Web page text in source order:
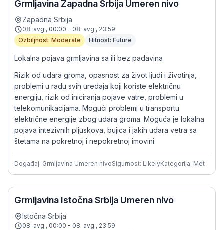
Grmljavina Zapadna Srbija Umeren nivo
Zapadna Srbija
08. avg., 00:00 - 08. avg., 23:59
Ozbiljnost: Moderate
Hitnost: Future
Lokalna pojava grmljavina sa ili bez padavina
Rizik od udara groma, opasnost za život ljudi i životinja,
problemi u radu svih uređaja koji koriste električnu
energiju, rizik od iniciranja pojave vatre, problemi u
telekomunikacijama. Mogući problemi u transportu
električne energije zbog udara groma. Moguća je lokalna
pojava intezivnih pljuskova, bujica i jakih udara vetra sa
štetama na pokretnoj i nepokretnoj imovini.
Događaj: Grmljavina Umeren nivoSigurnost: LikelyKategorija: Met
Grmljavina Istočna Srbija Umeren nivo
Istočna Srbija
08. avg., 00:00 - 08. avg., 23:59